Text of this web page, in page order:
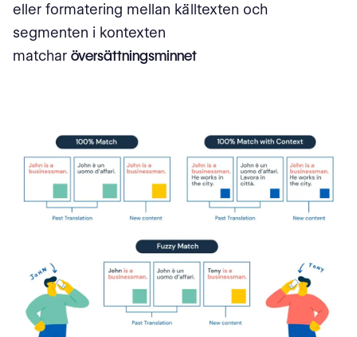
eller formatering mellan källtexten och
segmenten i kontexten
matchar översättningsminnet